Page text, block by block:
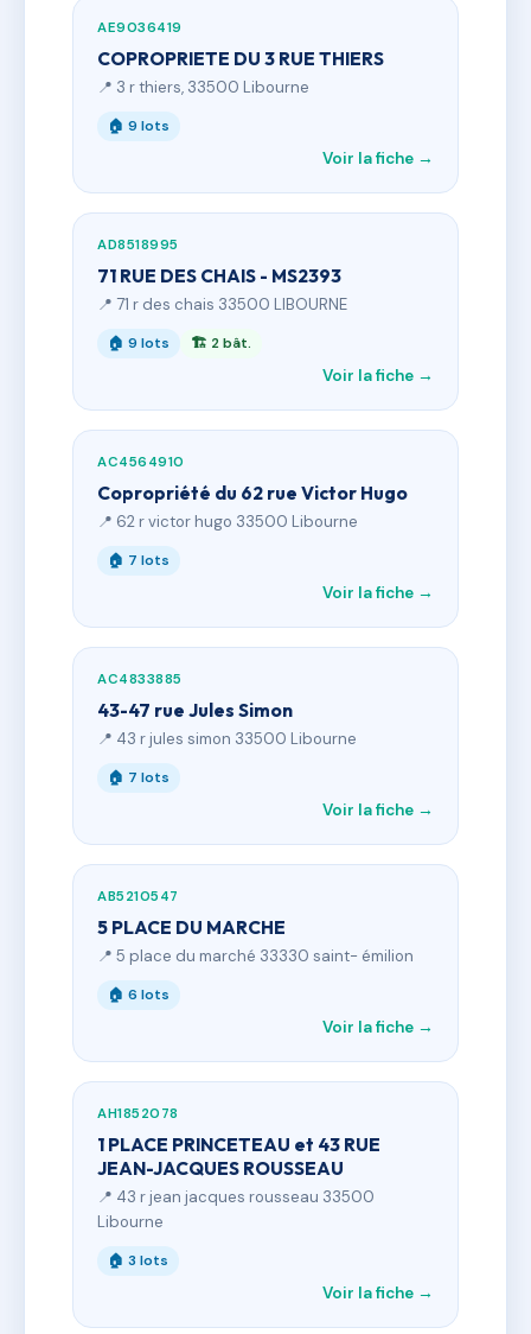
AE9036419
COPROPRIETE DU 3 RUE THIERS
📍 3 r thiers, 33500 Libourne
🏠 9 lots
Voir la fiche →
AD8518995
71 RUE DES CHAIS - MS2393
📍 71 r des chais 33500 LIBOURNE
🏠 9 lots 🏗 2 bât.
Voir la fiche →
AC4564910
Copropriété du 62 rue Victor Hugo
📍 62 r victor hugo 33500 Libourne
🏠 7 lots
Voir la fiche →
AC4833885
43-47 rue Jules Simon
📍 43 r jules simon 33500 Libourne
🏠 7 lots
Voir la fiche →
AB5210547
5 PLACE DU MARCHE
📍 5 place du marché 33330 saint- émilion
🏠 6 lots
Voir la fiche →
AH1852078
1 PLACE PRINCETEAU et 43 RUE
JEAN-JACQUES ROUSSEAU
📍 43 r jean jacques rousseau 33500
Libourne
🏠 3 lots
Voir la fiche →